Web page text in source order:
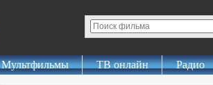
Мультфильмы ТВ онлайн Радио